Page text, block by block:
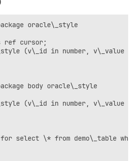
oracle\_style
ref cursor;
(v\_id in number, v\_value
body oracle\_style
(v\_id in number, v\_value
select \* from demo\_table